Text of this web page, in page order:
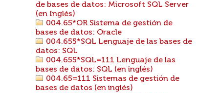
de bases de datos: Microsoft SQL Server
(en Inglés)
004.65*OR Sistema de gestión de
bases de datos: Oracle
004.655*SQL Lenguaje de las bases de
datos: SQL
004.655*SQL=111 Lenguaje de las
bases de datos: SQL (en inglés)
004.65=111 Sistemas de gestión de
bases de datos (en inglés)